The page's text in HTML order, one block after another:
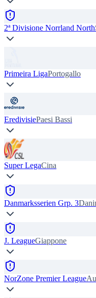
2ª Divisione Norrland North
Primeira LigaPortogallo
EredivisiePaesi Bassi
Super LegaCina
Danmarksserien Grp. 3
J. LeagueGiappone
NorZone Premier League